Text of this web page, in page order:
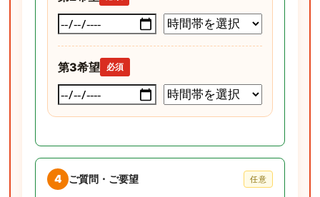
第3希望 必須
4 ご質問・ご要望 任意